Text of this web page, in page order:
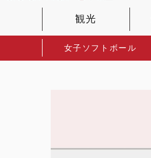
観光
女子ソフトボール